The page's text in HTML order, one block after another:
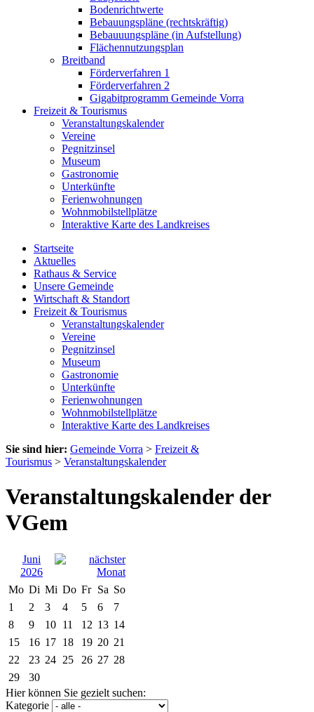
Bodenrichtwerte
Bebauungspläne (rechtskräftig)
Bebauuungspläne (in Aufstellung)
Flächennutzungsplan
Breitband
Förderverfahren 1
Förderverfahren 2
Gigabitprogramm Gemeinde Vorra
Freizeit & Tourismus
Veranstaltungskalender
Vereine
Pegnitzinsel
Museum
Gastronomie
Unterkünfte
Ferienwohnungen
Wohnmobilstellplätze
Interaktive Karte des Landkreises
Startseite
Aktuelles
Rathaus & Service
Unsere Gemeinde
Wirtschaft & Standort
Freizeit & Tourismus
Veranstaltungskalender
Vereine
Pegnitzinsel
Museum
Gastronomie
Unterkünfte
Ferienwohnungen
Wohnmobilstellplätze
Interaktive Karte des Landkreises
Sie sind hier: Gemeinde Vorra > Freizeit &
Tourismus > Veranstaltungskalender
Veranstaltungskalender der
VGem
Juni
2026
Mo Di Mi Do Fr Sa So
1
2 3 4 5 6
7
8
9 10 11 12 13 14
15
16 17 18 19 20 21
22
23 24 25 26 27 28
29
30
Hier können Sie gezielt suchen:
Kategorie